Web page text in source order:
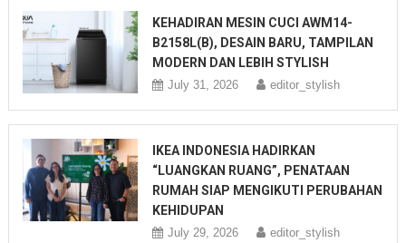
KEHADIRAN MESIN CUCI AWM14-
B2158L(B), DESAIN BARU, TAMPILAN
MODERN DAN LEBIH STYLISH
July 31, 2026 editor_stylish
IKEA INDONESIA HADIRKAN
“LUANGKAN RUANG”, PENATAAN
RUMAH SIAP MENGIKUTI PERUBAHAN
KEHIDUPAN
July 29, 2026 editor_stylish